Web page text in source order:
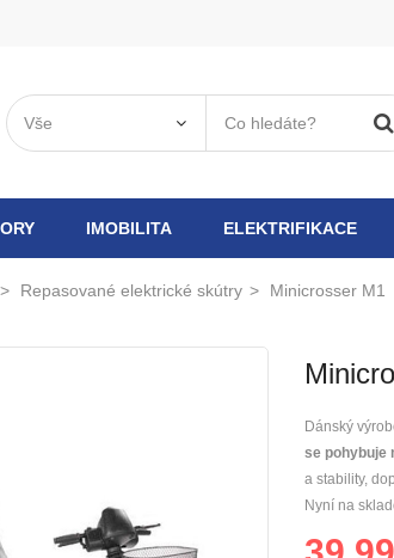
Vytvořit nový seznam
Název seznamu přání
Zrušit Vytvořit seznam přání
Musíte být přihlášení, abyste mohli ukládat
IMOBILITA ELEKTRIFIKACE
Repasované elektrické skútry Minicrosser M1
Dánský
se pohybuje
a stability,
Nyní na